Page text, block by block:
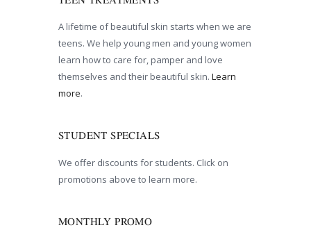
A lifetime of beautiful skin starts when we are
teens. We help young men and young women
learn how to care for, pamper and love
themselves and their beautiful skin. Learn
more.
STUDENT SPECIALS
We offer discounts for students. Click on
promotions above to learn more.
MONTHLY PROMO